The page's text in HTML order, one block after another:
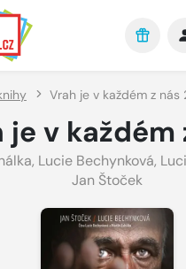
Vrah je v každém z nás
je v každém
, Lucie Bechynková,
Jan Štoček